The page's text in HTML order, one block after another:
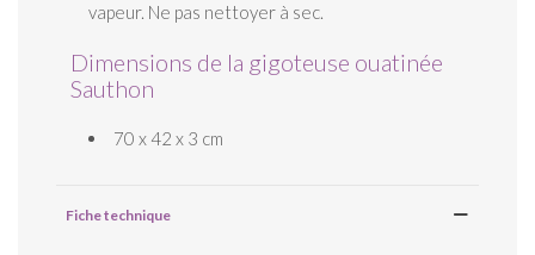
vapeur. Ne pas nettoyer à sec.
Dimensions de la gigoteuse ouatinée
Sauthon
70 x 42 x 3 cm
Fiche technique